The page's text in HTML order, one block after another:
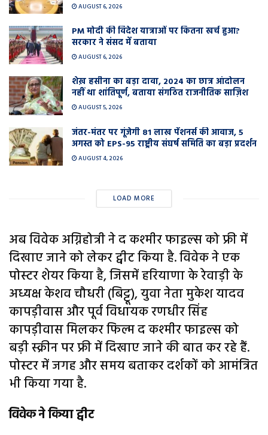
AUGUST 6, 2026
PM मोदी की विदेश यात्राओं पर कितना खर्च हुआ?
सरकार ने संसद में बताया
AUGUST 6, 2026
शेख़ हसीना का बड़ा दावा, 2024 का छात्र आंदोलन
नहीं था शांतिपूर्ण, बताया संगठित राजनीतिक साज़िश
AUGUST 5, 2026
जंतर-मंतर पर गूंजेगी 81 लाख पेंशनर्स की आवाज, 5
अगस्त को EPS-95 राष्ट्रीय संघर्ष समिति का बड़ा प्रदर्शन
AUGUST 4, 2026
LOAD MORE
अब विवेक अग्निहोत्री ने द कश्मीर फाइल्स को फ्री में
दिखाए जाने को लेकर ट्वीट किया है. विवेक ने एक
पोस्टर शेयर किया है, जिसमें हरियाणा के रेवाड़ी के
अध्यक्ष केशव चौधरी (बिट्टू), युवा नेता मुकेश यादव
कापड़ीवास और पूर्व विधायक रणधीर सिंह
कापड़ीवास मिलकर फिल्म द कश्मीर फाइल्स को
बड़ी स्क्रीन पर फ्री में दिखाए जाने की बात कर रहे हैं.
पोस्टर में जगह और समय बताकर दर्शकों को आमंत्रित
भी किया गया है.
विवेक ने किया ट्वीट